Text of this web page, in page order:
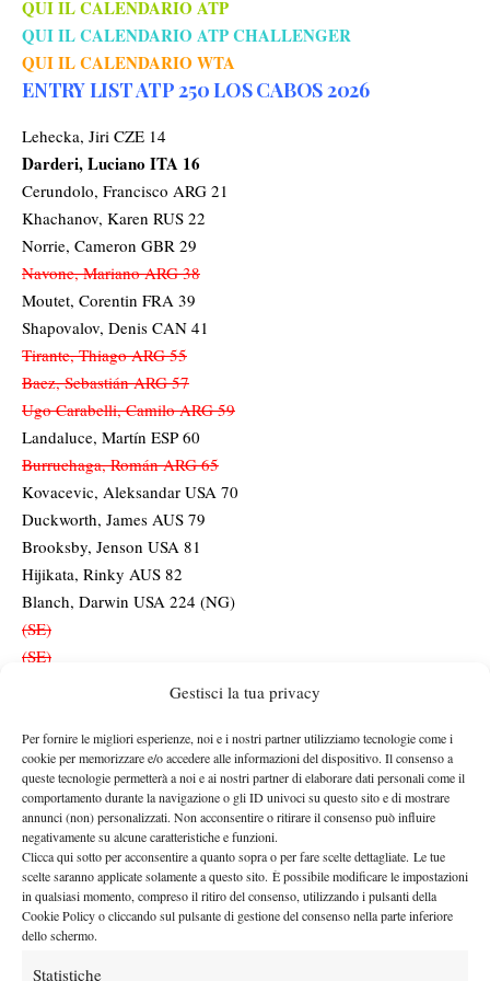
Gestisci la tua privacy
Per fornire le migliori esperienze, noi e i nostri partner utilizziamo tecnologie come i
cookie per memorizzare e/o accedere alle informazioni del dispositivo. Il consenso a
queste tecnologie permetterà a noi e ai nostri partner di elaborare dati personali come il
comportamento durante la navigazione o gli ID univoci su questo sito e di mostrare
annunci (non) personalizzati. Non acconsentire o ritirare il consenso può influire
negativamente su alcune caratteristiche e funzioni.
Clicca qui sotto per acconsentire a quanto sopra o per fare scelte dettagliate. Le tue
scelte saranno applicate solamente a questo sito. È possibile modificare le impostazioni
in qualsiasi momento, compreso il ritiro del consenso, utilizzando i pulsanti della
Cookie Policy o cliccando sul pulsante di gestione del consenso nella parte inferiore
dello schermo.
Statistiche
QUI IL CALENDARIO ATP
QUI IL CALENDARIO ATP CHALLENGER
QUI IL CALENDARIO WTA
ENTRY LIST ATP 250 LOS CABOS 2026
Lehecka, Jiri CZE 14
Darderi, Luciano ITA 16
Cerundolo, Francisco ARG 21
Khachanov, Karen RUS 22
Norrie, Cameron GBR 29
Navone, Mariano ARG 38
Moutet, Corentin FRA 39
Shapovalov, Denis CAN 41
Tirante, Thiago ARG 55
Baez, Sebastián ARG 57
Ugo Carabelli, Camilo ARG 59
Landaluce, Martín ESP 60
Burruchaga, Román ARG 65
Kovacevic, Aleksandar USA 70
Duckworth, James AUS 79
Brooksby, Jenson USA 81
Hijikata, Rinky AUS 82
Blanch, Darwin USA 224 (NG)
(SE)
(SE)
2 Walton, Adam AUS 85
3 Nava, Emilio USA 86
4 Diallo, Gabriel CAN 88
5 Shimabukuro, Sho JPN 90
6 Spizzirri, Eliot USA 97
7 Shevchenko, Aleksandr KAZ 99
8 Wu, Yibing CHN 102
9 Popyrin, Alexei AUS 103